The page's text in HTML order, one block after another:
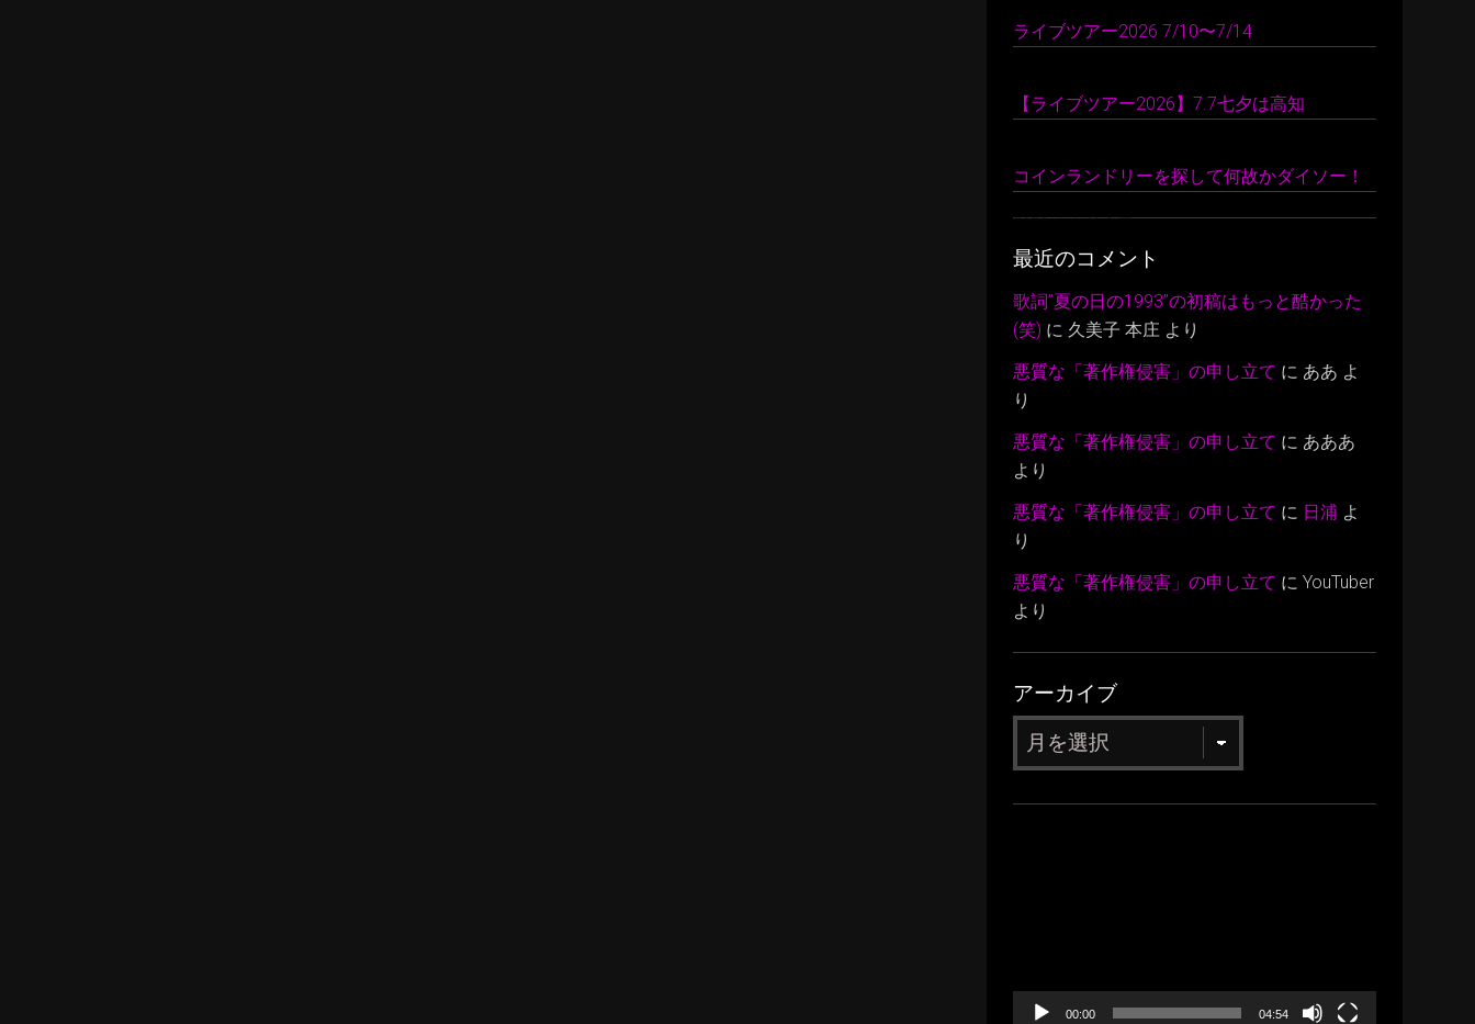
ライブツアー2026 7/10〜7/14
【ライブツアー2026】7.7七夕は高知
コインランドリーを探して何故かダイソー！
2026 年 7 月 9 日
最近のコメント
歌詞”夏の日の1993”の初稿はもっと酷かった
(笑) に 久美子 本庄 より
悪質な「著作権侵害」の申し立て に ああ よ
り
悪質な「著作権侵害」の申し立て に あああ
より
悪質な「著作権侵害」の申し立て に 日浦 よ
り
悪質な「著作権侵害」の申し立て にYouTuber
より
アーカイブ
ー
ヤ
00:00 04:54